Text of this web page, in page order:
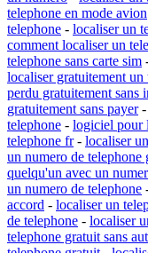
telephone en mode avion
telephone - localiser un
comment localiser un
telephone sans carte sim
localiser gratuitement un
perdu gratuitement sans
gratuitement sans payer-
telephone - logiciel pour
telephone fr- localiser
un numero de telephone
quelqu'un avec un
un numero de telephone
accord - localiser un
de telephone - localiser
telephone gratuit sans